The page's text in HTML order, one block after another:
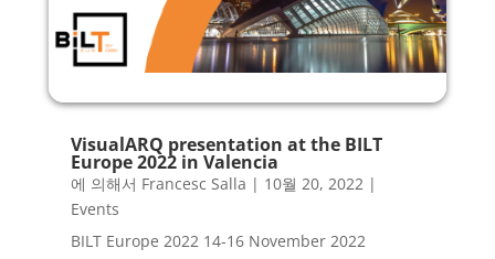
VisualARQ presentation at the BILT
Europe 2022 in Valencia
에 의해서 Francesc Salla | 10월 20, 2022|
Events
BILT Europe 2022 14-16 November 2022